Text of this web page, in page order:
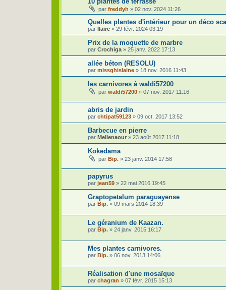
par freddyh » 02 nov. 2024 11:26
Quelles plantes d'intérieur pour un déco
par Ilaire » 29 févr. 2024 03:19
Prix de la moquette de marbre
par Crochiga » 25 janv. 2022 17:13
allée béton (RESOLU)
par missghislaine » 18 nov. 2016 11:43
les carnivores à waldi57200
par waldi57200 » 07 nov. 2017 11:16
abris de jardin
par chtipat59123 » 09 oct. 2017 13:52
Barbecue en pierre
par Mellenaour » 23 août 2017 11:18
Kokedama
par Bip. » 23 janv. 2014 17:58
papyrus
par jean59 » 22 mai 2016 19:45
Graptopetalum paraguayense
par Bip. » 09 mars 2014 18:39
Le géranium de Kaazan.
par Bip. » 24 janv. 2015 16:17
Mes plantes carnivores.
par Bip. » 06 nov. 2013 14:06
Réalisation d'une mosaïque
par chagran » 07 févr. 2015 15:13